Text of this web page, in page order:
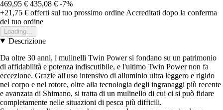
469,95 € 435,08 € -7%
+21,75 € offerti sul tuo prossimo ordine Accreditati dopo la conferma
del tuo ordine
Loading...
Descrizione
Da oltre 30 anni, i mulinelli Twin Power si fondano su un patrimonio
di affidabilità e potenza indiscutibile, e l'ultimo Twin Power non fa
eccezione. Grazie all'uso intensivo di alluminio ultra leggero e rigido
nel corpo e nel rotore, oltre alla tecnologia degli ingranaggi più recente
e avanzata di Shimano, si tratta di un mulinello di cui ci si può fidare
completamente nelle situazioni di pesca più difficili.